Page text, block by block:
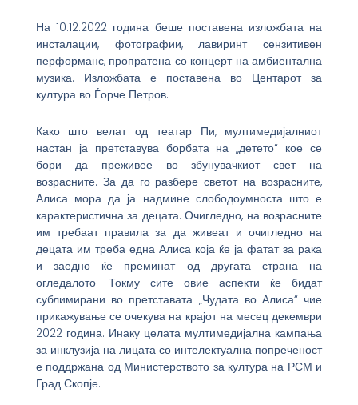
На 10.12.2022 година беше поставена изложбата на
инсталации, фотографии, лавиринт сензитивен
перформанс, пропратена со концерт на амбиентална
музика. Изложбата е поставена во Центарот за
култура во Ѓорче Петров.
Како што велат од театар Пи, мултимедијалниот
настан ја претставува борбата на „детето“ кое се
бори да преживее во збунувачкиот свет на
возрасните. За да го разбере светот на возрасните,
Алиса мора да ја надмине слободоумноста што е
карактеристична за децата. Очигледно, на возрасните
им требаат правила за да живеат и очигледно на
децата им треба една Алиса која ќе ја фатат за рака
и заедно ќе преминат од другата страна на
огледалото. Токму сите овие аспекти ќе бидат
сублимирани во претставата „Чудата во Алиса“ чие
прикажување се очекува на крајот на месец декември
2022 година. Инаку целата мултимедијална кампања
за инклузија на лицата со интелектуална попреченост
е поддржана од Министерството за култура на РСМ и
Град Скопје.